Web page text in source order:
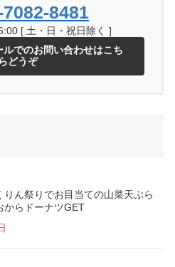
7082-8481
[ 土・日・祝日除く ]
でのお問い合わせはこち
どうぞ
りん祭りでお目当ての山菜天ぷら
からドーナツGET